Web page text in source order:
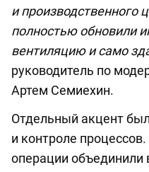
и производственного
полностью обновили
вентиляцию и само
руководитель по
Артем Семиехин.
Отдельный акцент
и контроле
операции объединили